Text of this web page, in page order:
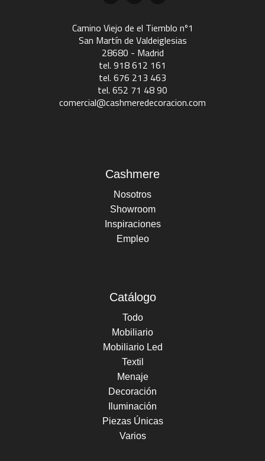
Camino Viejo de el Tiemblo nº1
San Martín de Valdeiglesias
28680 - Madrid
tel. 918 612 161
tel. 676 213 463
tel. 652 71 48 90
comercial@cashmeredecoracion.com
Cashmere
Nosotros
Showroom
Inspiraciones
Empleo
Catálogo
Todo
Mobiliario
Mobiliario Led
Textil
Menaje
Decoración
Iluminación
Piezas Únicas
Varios